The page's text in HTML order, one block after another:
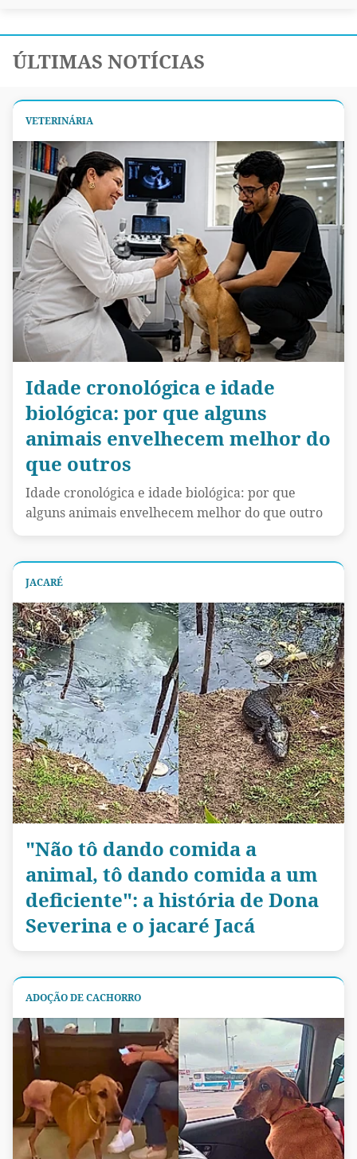
ÚLTIMAS NOTÍCIAS
VETERINÁRIA
Idade cronológica e idade
biológica: por que alguns
animais envelhecem melhor do
que outros
Idade cronológica e idade biológica: por que
alguns animais envelhecem melhor do que outro
JACARÉ
"Não tô dando comida a
animal, tô dando comida a um
deficiente": a história de Dona
Severina e o jacaré Jacá
ADOÇÃO DE CACHORRO